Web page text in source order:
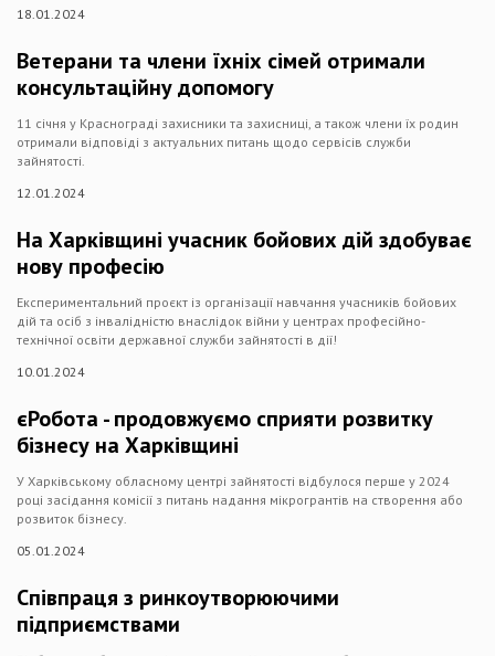
18.01.2024
Ветерани та члени їхніх сімей отримали
консультаційну допомогу
11 січня у Краснограді захисники та захисниці, а також члени їх родин
отримали відповіді з актуальних питань щодо сервісів служби
зайнятості.
12.01.2024
На Харківщині учасник бойових дій здобуває
нову професію
Експериментальний проєкт із організації навчання учасників бойових
дій та осіб з інвалідністю внаслідок війни у центрах професійно-
технічної освіти державної служби зайнятості в дії!
10.01.2024
єРобота - продовжуємо сприяти розвитку
бізнесу на Харківщині
У Харківському обласному центрі зайнятості відбулося перше у 2024
році засідання комісії з питань надання мікрогрантів на створення або
розвиток бізнесу.
05.01.2024
Співпраця з ринкоутворюючими
підприємствами